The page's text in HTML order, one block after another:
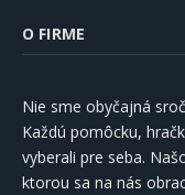
O FIRME
Nie sme obyčajná
Každú pomôcku,
vyberali pre seba.
ktorou sa na nás